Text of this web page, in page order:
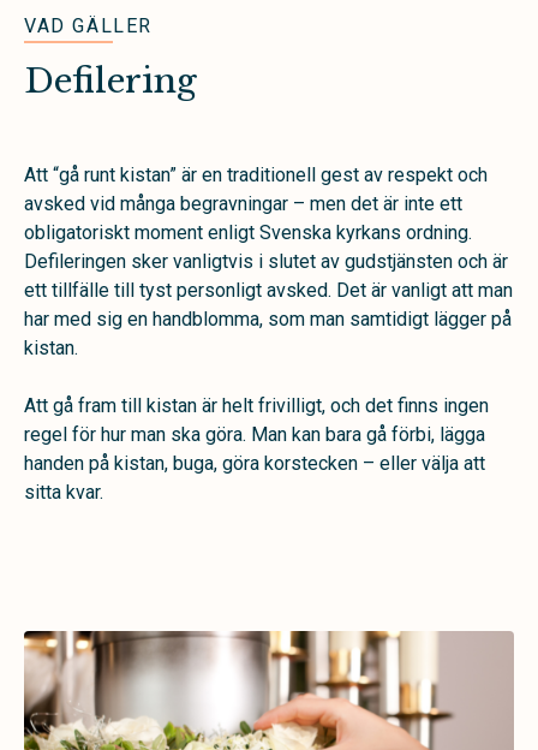
VAD GÄLLER
Defilering
Att “gå runt kistan” är en traditionell gest av respekt och
avsked vid många begravningar – men det är inte ett
obligatoriskt moment enligt Svenska kyrkans ordning.
Defileringen sker vanligtvis i slutet av gudstjänsten och är
ett tillfälle till tyst personligt avsked. Det är vanligt att man
har med sig en handblomma, som man samtidigt lägger på
kistan.
Att gå fram till kistan är helt frivilligt, och det finns ingen
regel för hur man ska göra. Man kan bara gå förbi, lägga
handen på kistan, buga, göra korstecken – eller välja att
sitta kvar.